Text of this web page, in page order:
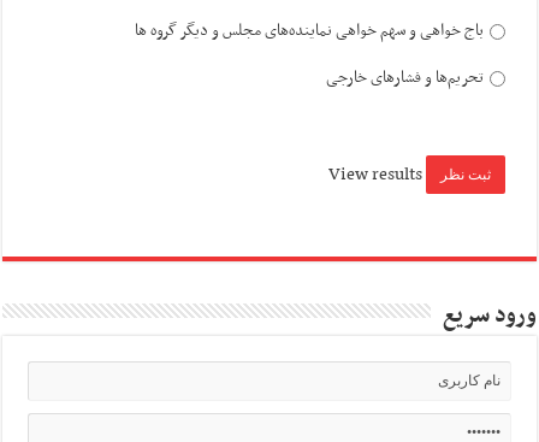
باج خواهی و سهم خواهی نماینده‌های مجلس و دیگر گروه ها
تحریم‌ها و فشارهای خارجی
View results
ورود سریع